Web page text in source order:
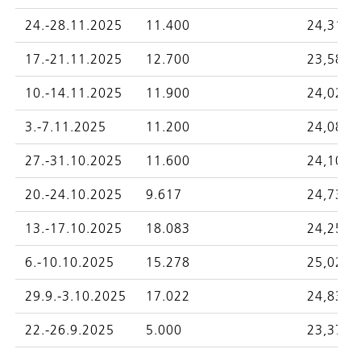
24.-28.11.2025 11.400 24,3110
17.-21.11.2025 12.700 23,5822
10.-14.11.2025 11.900 24,0239
3.-7.11.2025 11.200 24,0858
27.-31.10.2025 11.600 24,1056
20.-24.10.2025 9.617 24,7394
13.-17.10.2025 18.083 24,2572
6.-10.10.2025 15.278 25,0276
29.9.-3.10.2025 17.022 24,8333
22.-26.9.2025 5.000 23,3700